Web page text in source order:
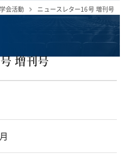
学会活動 ニュースレター16号 増刊号
増刊号